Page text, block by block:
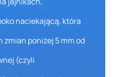
naciekającą, która
poniżej 5 mm od
(czyli